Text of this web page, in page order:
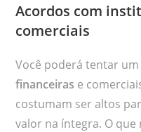
Acordos com
comerciais
Você poderá tentar
financeiras e
costumam ser altos
valor na íntegra. O